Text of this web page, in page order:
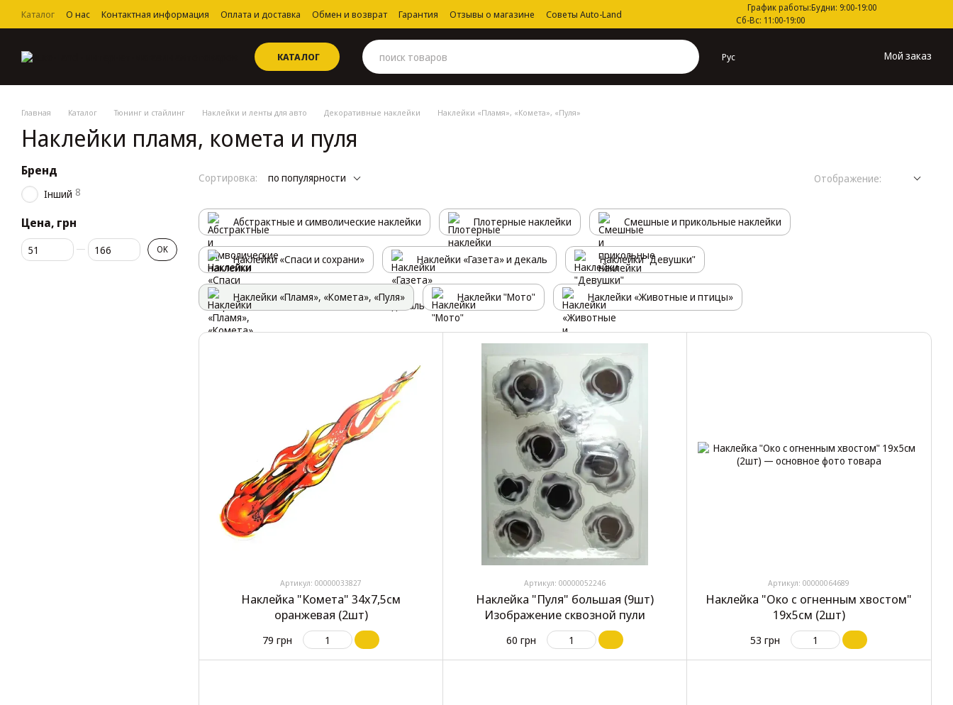
Перейти к основному контенту
Каталог О нас Контактная информация Оплата и доставка Обмен и возврат Гарантия Отзывы о магазине
Советы Auto-Land
Пользовательское соглашение
График работы:Будни: 9:00-19:00
Сб-Вс: 11:00-19:00
КАТАЛОГ Рус Мой заказ
Главная Каталог Тюнинг и стайлинг Наклейки и ленты для авто Декоративные наклейки Наклейки «Пламя», «Комета», «Пуля»
Наклейки пламя, комета и пуля
Сортировка: по популярности Отображение:
Абстрактные и символические наклейки Плотерные наклейки Смешные и прикольные наклейки
Наклейки «Спаси и сохрани» Наклейки «Газета» и декаль Наклейки "Девушки"
Наклейки «Пламя», «Комета», «Пуля» Наклейки "Мото" Наклейки «Животные и птицы»
Артикул: 00000033827
Наклейка "Комета" 34х7,5см
оранжевая (2шт)
79 грн
Артикул: 00000052246
Наклейка "Пуля" большая (9шт)
Изображение сквозной пули
60 грн
Артикул: 00000064689
Наклейка "Око с огненным хвостом"
19х5см (2шт)
53 грн
Бренд
Інший 8
Цена, грн
От Цена, грн
До Цена, грн OK